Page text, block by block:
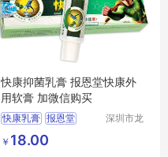
快康抑菌乳膏 报恩堂快康外
用软膏 加微信购买
快康乳膏 报恩堂
报恩堂快康乳膏
深圳市龙
￥ 18.00